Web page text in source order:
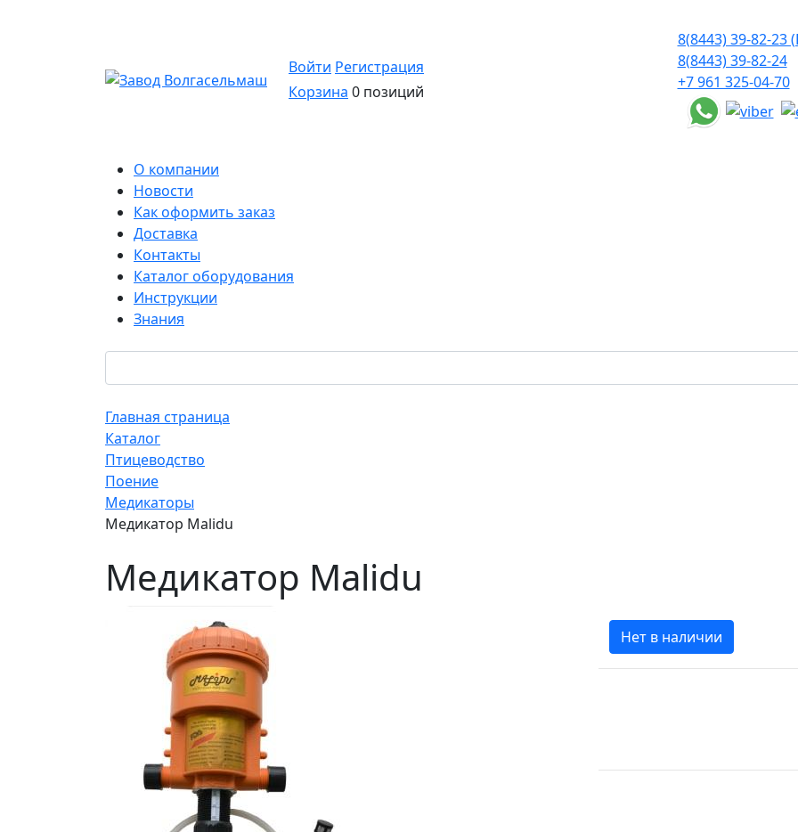
Войти Регистрация
Корзина 0 позиций
8(8443) 39-82-23
8(8443) 39-82-24
+7 961 325-04-70
О компании
Новости
Как оформить заказ
Доставка
Контакты
Каталог оборудования
Инструкции
Знания
Главная страница
Каталог
Птицеводство
Поение
Медикаторы
Медикатор Malidu
Медикатор Malidu
Нет в наличии